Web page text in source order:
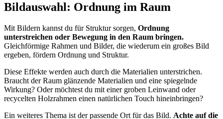
Bildauswahl: Ordnung im Raum
Mit Bildern kannst du für Struktur sorgen, Ordnung
unterstreichen oder Bewegung in den Raum bringen.
Gleichförmige Rahmen und Bilder, die wiederum ein großes Bild
ergeben, fördern Ordnung und Struktur.
Diese Effekte werden auch durch die Materialien unterstrichen.
Braucht der Raum glänzende Materialien und eine spiegelnde
Wirkung? Oder möchtest du mit einer groben Leinwand oder
recycelten Holzrahmen einen natürlichen Touch hineinbringen?
Ein weiteres Thema ist der passende Ort für das Bild. Achte auf die